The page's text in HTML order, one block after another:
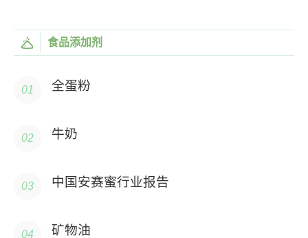
食品添加剂
全蛋粉
牛奶
中国安赛蜜行业报告
矿物油